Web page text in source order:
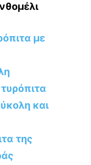
με
και
της